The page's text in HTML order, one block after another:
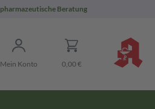
pharmazeutische Beratung
Mein Konto 0,00 €